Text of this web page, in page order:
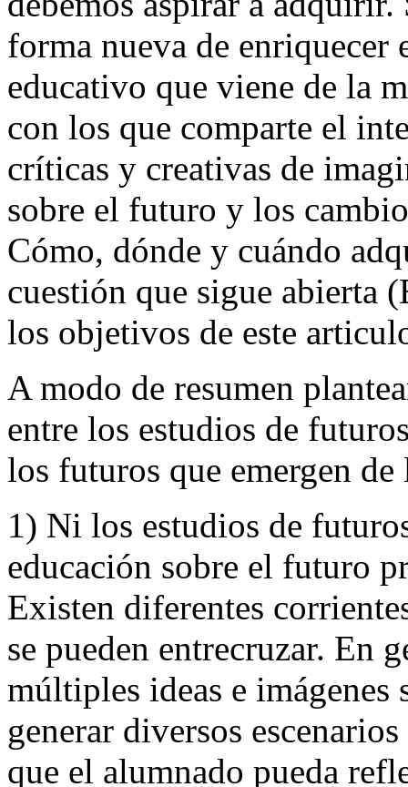
forma nueva de
educativo que viene de la
con los que comparte el
críticas y creativas de
sobre el futuro y los
Cómo, dónde y cuándo
cuestión que sigue abierta
los objetivos de este
A modo de resumen
entre los estudios de
los futuros que emergen
1) Ni los estudios de
educación sobre el futuro
Existen diferentes
se pueden entrecruzar. En
múltiples ideas e
generar diversos
que el alumnado pueda